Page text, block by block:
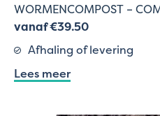
WORMENCOMPOST –
vanaf €39.50
Afhaling of levering
Lees meer